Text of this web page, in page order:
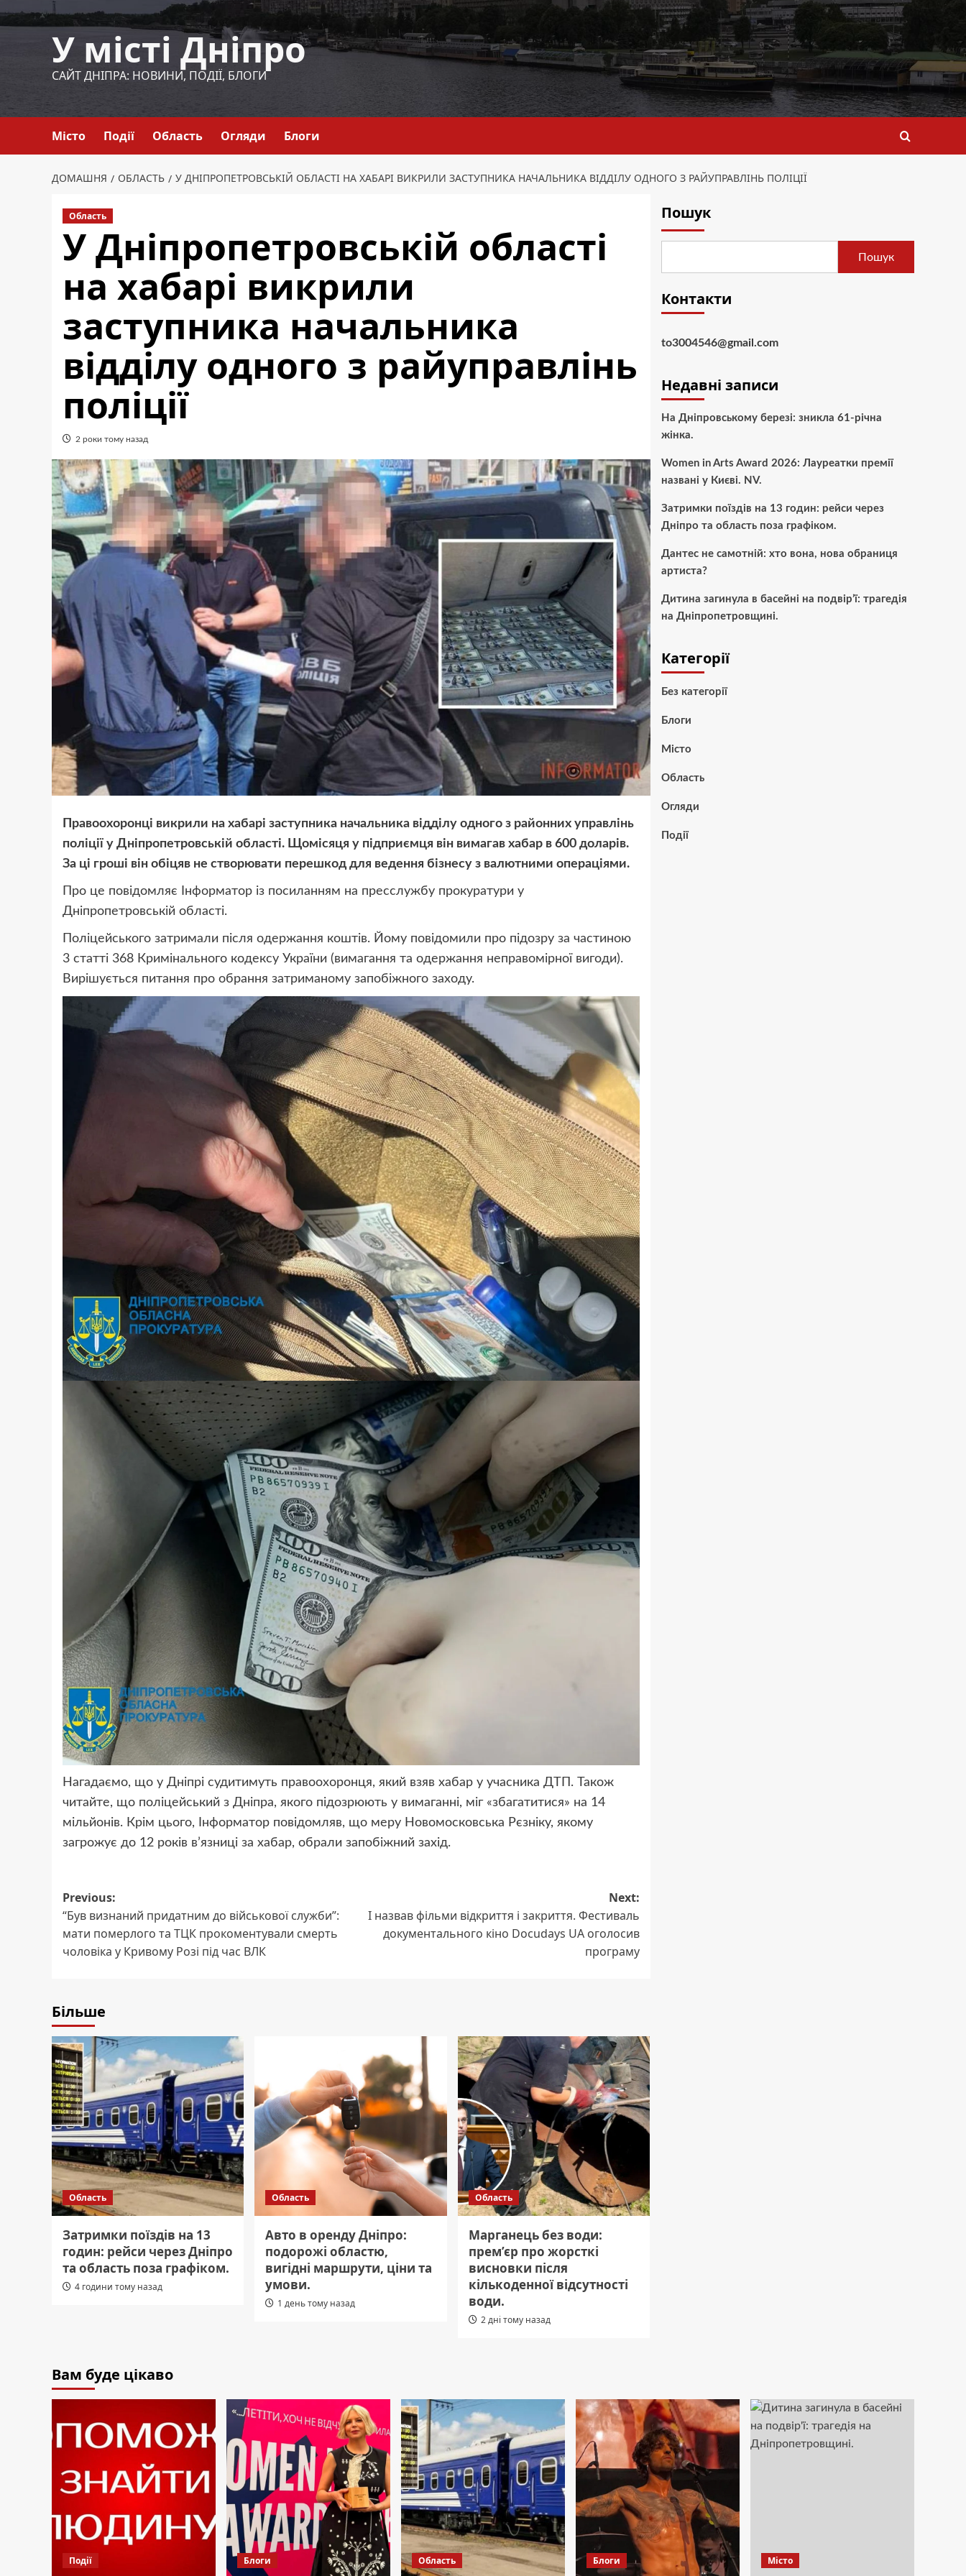
до
У місті Дніпро
САЙТ ДНІПРА: НОВИНИ, ПОДІЇ, БЛОГИ
Місто Події Область Огляди Блоги
ДОМАШНЯ ОБЛАСТЬ У ДНІПРОПЕТРОВСЬКІЙ ОБЛАСТІ НА ХАБАРІ ВИКРИЛИ ЗАСТУПНИКА НАЧАЛЬНИКА ВІДДІЛУ ОДНОГО З РАЙУПРАВЛІНЬ ПОЛІЦІЇ
Область
У Дніпропетровській області
на хабарі викрили
заступника начальника
відділу одного з райуправлінь
поліції
2 роки тому назад
Правоохоронці викрили на хабарі заступника начальника відділу одного з районних управлінь
поліції у Дніпропетровській області. Щомісяця у підприємця він вимагав хабар в 600 доларів.
За ці гроші він обіцяв не створювати перешкод для ведення бізнесу з валютними операціями.
Про це повідомляє Інформатор із посиланням на пресслужбу прокуратури у
Дніпропетровській області.
Поліцейського затримали після одержання коштів. Йому повідомили про підозру за частиною
3 статті 368 Кримінального кодексу України (вимагання та одержання неправомірної вигоди).
Вирішується питання про обрання затриманому запобіжного заходу.
Нагадаємо, що у Дніпрі судитимуть правоохоронця, який взяв хабар у учасника ДТП. Також
читайте, що поліцейський з Дніпра, якого підозрюють у вимаганні, міг «збагатитися» на 14
мільйонів. Крім цього, Інформатор повідомляв, що меру Новомосковська Рєзніку, якому
загрожує до 12 років в’язниці за хабар, обрали запобіжний захід.
Post
navigation
Previous:
“Був визнаний придатним до військової служби”:
мати померлого та ТЦК прокоментували смерть
чоловіка у Кривому Розі під час ВЛК
Next:
І назвав фільми відкриття і закриття. Фестиваль
документального кіно Docudays UA оголосив
програму
Більше
Область
Затримки поїздів на 13
годин: рейси через Дніпро
та область поза графіком.
4 години тому назад
Область
Авто в оренду Дніпро:
подорожі областю,
вигідні маршрути, ціни та
умови.
1 день тому назад
Область
Марганець без води:
прем’єр про жорсткі
висновки після
кількоденної відсутності
води.
2 дні тому назад
Пошук
Пошук
Контакти
to3004546@gmail.com
Недавні записи
На Дніпровському березі: зникла 61-річна
жінка.
Women in Arts Award 2026: Лауреатки премії
названі у Києві. NV.
Затримки поїздів на 13 годин: рейси через
Дніпро та область поза графіком.
Дантес не самотній: хто вона, нова обраниця
артиста?
Дитина загинула в басейні на подвір’ї: трагедія
на Дніпропетровщині.
Категорії
Без категорії
Блоги
Місто
Область
Огляди
Події
Вам буде цікаво
Події Блоги Область Блоги Місто